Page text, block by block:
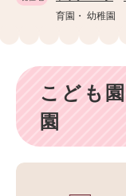
育園・ 幼稚園
本
こども
園